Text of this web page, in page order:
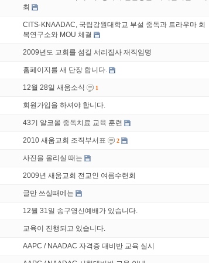
최
CITS·KNAADAC, 국립강원대학교 부설 중독과 트라우마 회
복연구소와 MOU 체결
2009년도 교회를 섬길 서리집사 재직임명
홈페이지를 새 단장 합니다.
12월 28일 새움소식 1
회원가입을 하셔야 합니다.
43기 알코올 중독치료 교육 훈련
2010 새움교회 조직부서표 2
사진을 올리실 때는
2009년 새움교회 전교인 여름수련회
글만 쓰실때에는
12월 31일 송구영신예배가 있습니다.
교육이 진행되고 있습니다.
AAPC / NAADAC 자격증 대비반 교육 실시